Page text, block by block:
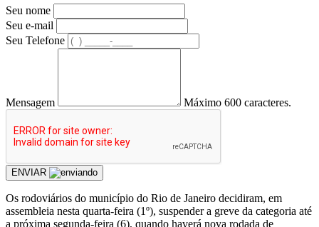
Seu nome
Seu e-mail
Seu Telefone
Mensagem Máximo 600 caracteres.
ENVIAR
Os rodoviários do município do Rio de Janeiro decidiram, em
assembleia nesta quarta-feira (1º), suspender a greve da categoria até
a próxima segunda-feira (6), quando haverá nova rodada de